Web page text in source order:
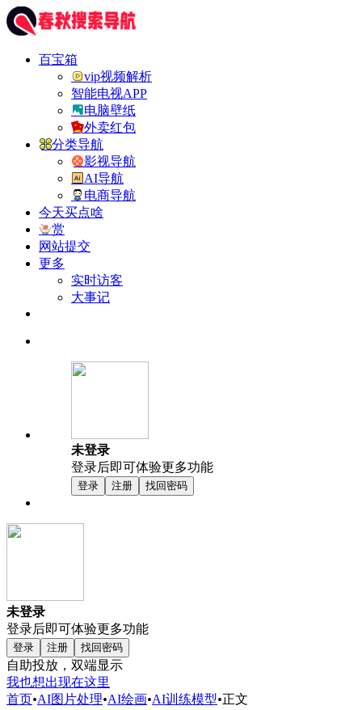
百宝箱
vip视频解析
智能电视APP
电脑壁纸
外卖红包
分类导航
影视导航
AI导航
电商导航
今天买点啥
赏
网站提交
更多
实时访客
大事记
未登录
登录后即可体验更多功能
登录 注册 找回密码
未登录
登录后即可体验更多功能
登录 注册 找回密码
自助投放，双端显示
我也想出现在这里
首页•AI图片处理•AI绘画•AI训练模型•正文